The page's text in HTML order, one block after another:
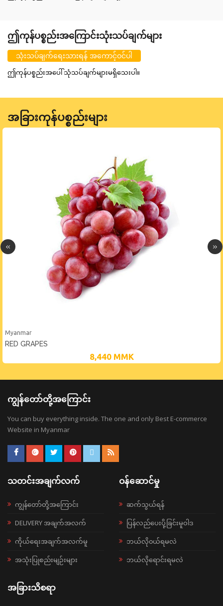
ဤကုန်ပစ္စည်းအကြောင်းသုံးသပ်ချက်များ
သုံးသပ်ချက်ရေးသားရန် အကောင့်ဝင်ပါ
ဤကုန်ပစ္စည်းအပေါ် သုံသပ်ချက်များမရှိသေးပါ။
အခြားကုန်ပစ္စည်းများ
Myanmar
RED GRAPES
8,440 MMK
ကျွန်တော်တို့အကြောင်း
You can buy everything inside. The one and only Best E-commerce
Website in Myanmar
သတင်းအချက်လက်
ကျွန်တော်တို့အကြောင်း
DELIVERY အချက်အလက်
ကိုယ်ရေးအချက်အလက်မူ
အသုံးပြုစည်းမျဉ်းများ
ဝန်ဆောင်မှု
ဆက်သွယ်ရန်
ပြန်လည်ပေးပို့ခြင်းမူဝါဒ
ဘယ်လို၀ယ်ရမလဲ
ဘယ်လိုရောင်းရမလဲ
အခြားသိစရာ